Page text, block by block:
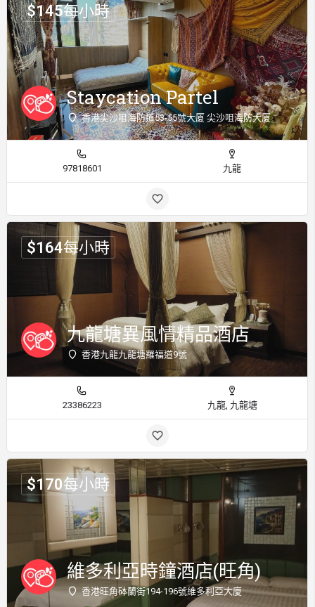
Staycation Partel
香港尖沙咀海防道53-55號大厦 尖沙咀海防大厦
$145每小時
97818601 九龍
九龍塘異風情精品酒店
香港九龍九龍塘羅福道9號
$164每小時
23386223 九龍, 九龍塘
維多利亞時鐘酒店(旺角)
香港旺角砵蘭街194-196號維多利亞大廈
$170每小時